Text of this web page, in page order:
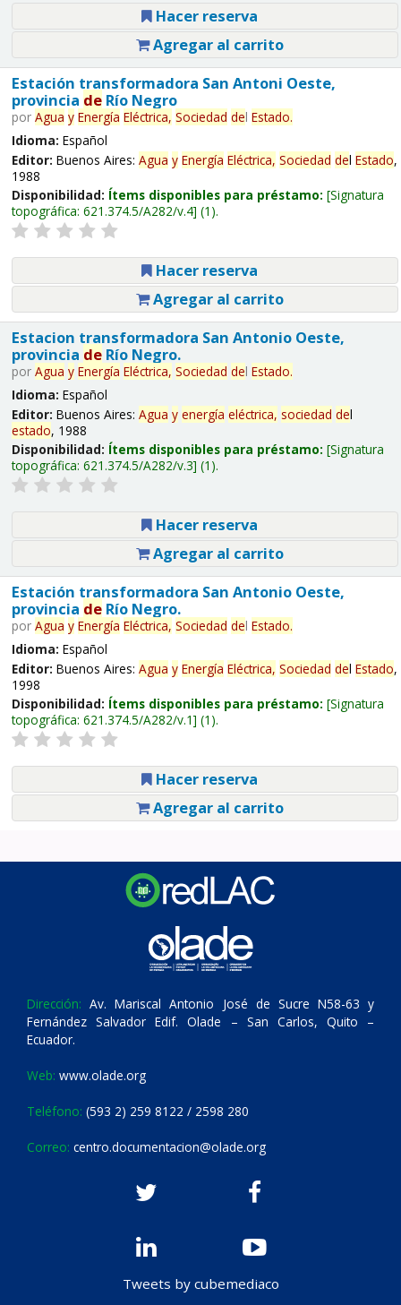
Hacer reserva
Agregar al carrito
Estación transformadora San Antoni Oeste,
provincia deRío Negro
por Agua y Energía Eléctrica, Sociedad del Estado.
Idioma: Español
Editor: Buenos Aires: Agua y Energía Eléctrica, Sociedad del Estado,
1988
Disponibilidad: Ítems disponibles para préstamo: Signatura
topográfica: 621.374.5/A282/v.4 (1).
Hacer reserva
Agregar al carrito
Estacion transformadora San Antonio Oeste,
provincia deRío Negro.
por Agua y Energía Eléctrica, Sociedad del Estado.
Idioma: Español
Editor: Buenos Aires: Agua y energía eléctrica, sociedad del
estado, 1988
Disponibilidad: Ítems disponibles para préstamo: Signatura
topográfica: 621.374.5/A282/v.3 (1).
Hacer reserva
Agregar al carrito
Estación transformadora San Antonio Oeste,
provincia deRío Negro.
por Agua y Energía Eléctrica, Sociedad del Estado.
Idioma: Español
Editor: Buenos Aires: Agua y Energía Eléctrica, Sociedad del Estado,
1998
Disponibilidad: Ítems disponibles para préstamo: Signatura
topográfica: 621.374.5/A282/v.1 (1).
Hacer reserva
Agregar al carrito
Dirección: Av. Mariscal Antonio José de Sucre N58-63 y
Fernández Salvador Edif. Olade – San Carlos, Quito –
Ecuador.
Web: www.olade.org
Teléfono: (593 2) 259 8122 / 2598 280
Correo: centro.documentacion@olade.org
Tweets by cubemediaco